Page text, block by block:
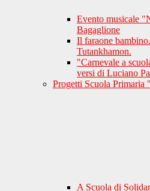
Evento musicale
Bagaglione
Il faraone
Tutankhamon.
"Carnevale a
versi di Luciano
Progetti Scuola Primaria
A Scuola di